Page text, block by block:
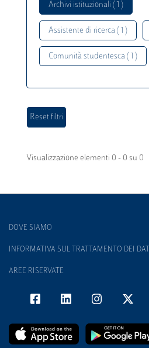
Archivi istituzionali ( 1 )
Assistente di ricerca ( 1 )
Comunità studentesca ( 1 )
Visualizzazione elementi 0 - 0 su 0
DOVE SIAMO
INFORMATIVA SUL TRATTAMENTO DEI DATI
AREE RISERVATE